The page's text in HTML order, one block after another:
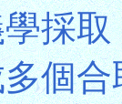
採
個